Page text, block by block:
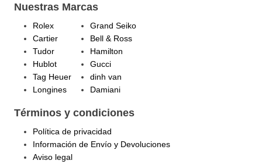
Nuestras Marcas
Rolex
Cartier
Tudor
Hublot
Tag Heuer
Longines
Grand Seiko
Bell & Ross
Hamilton
Gucci
dinh van
Damiani
Términos y condiciones
Política de privacidad
Información de Envío y Devoluciones
Aviso legal